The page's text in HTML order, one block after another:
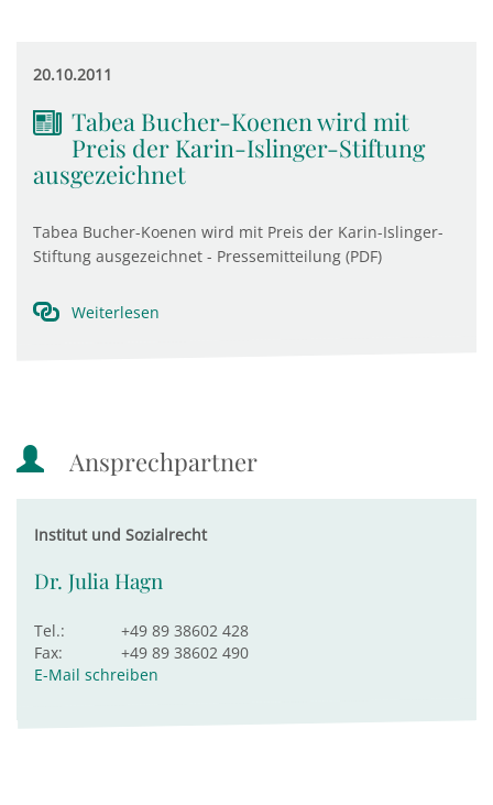
20.10.2011
Tabea Bucher-Koenen wird mit
Preis der Karin-Islinger-Stiftung
ausgezeichnet
Tabea Bucher-Koenen wird mit Preis der Karin-Islinger-
Stiftung ausgezeichnet - Pressemitteilung (PDF)
Weiterlesen
Ansprechpartner
Institut und Sozialrecht
Dr. Julia Hagn
Tel.:
+49 89 38602 428
Fax:
+49 89 38602 490
E-Mail schreiben